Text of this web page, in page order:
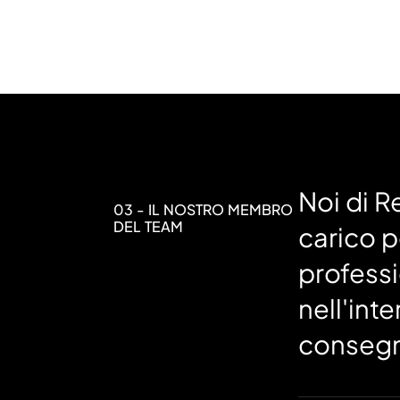
03 - IL NOSTRO MEMBRO
DEL TEAM
Noi di
carico